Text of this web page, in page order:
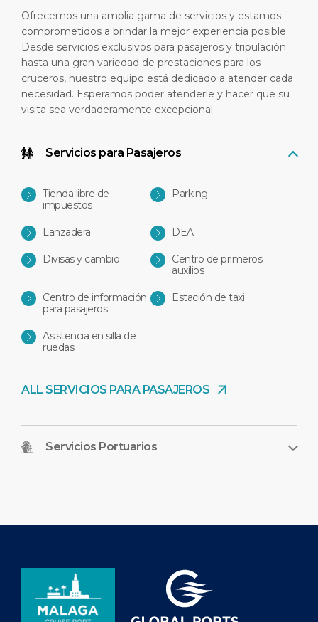
Ofrecemos una amplia gama de servicios y estamos
comprometidos a brindar la mejor experiencia posible.
Desde servicios exclusivos para pasajeros y tripulación
hasta una gran variedad de prestaciones para los
cruceros, nuestro equipo está dedicado a atender cada
necesidad. Esperamos poder atenderle y hacer que su
visita sea verdaderamente excepcional.
Servicios para Pasajeros
Tienda libre de
impuestos
Parking
Lanzadera DEA
Divisas y cambio
Centro de primeros
auxilios
Centro de información
para pasajeros
Estación de taxi
Asistencia en silla de
ruedas
ALL SERVICIOS PARA PASAJEROS
Servicios Portuarios